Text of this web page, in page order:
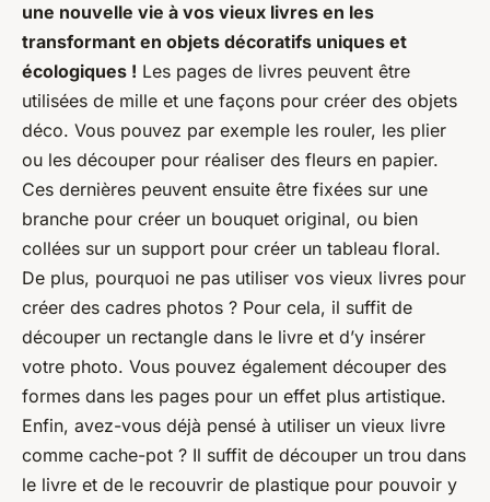
une nouvelle vie à vos vieux livres en les
transformant en objets décoratifs uniques et
écologiques ! Les pages de livres peuvent être
utilisées de mille et une façons pour créer des objets
déco. Vous pouvez par exemple les rouler, les plier
ou les découper pour réaliser des fleurs en papier.
Ces dernières peuvent ensuite être fixées sur une
branche pour créer un bouquet original, ou bien
collées sur un support pour créer un tableau floral.
De plus, pourquoi ne pas utiliser vos vieux livres pour
créer des cadres photos ? Pour cela, il suffit de
découper un rectangle dans le livre et d’y insérer
votre photo. Vous pouvez également découper des
formes dans les pages pour un effet plus artistique.
Enfin, avez-vous déjà pensé à utiliser un vieux livre
comme cache-pot ? Il suffit de découper un trou dans
le livre et de le recouvrir de plastique pour pouvoir y